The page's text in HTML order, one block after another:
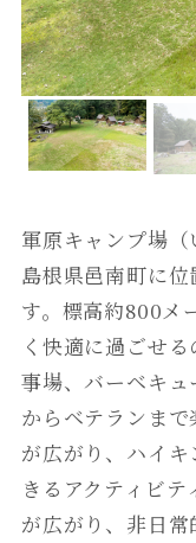
軍原キャンプ場（
島根県邑南町に
す。標高約800メ
く快適に過ごせ
事場、バーベキ
からベテランま
が広がり、ハイ
きるアクティビ
が広がり、非日